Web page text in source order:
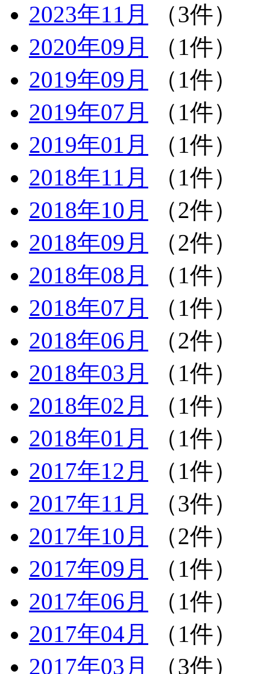
2023年11月
（3件）
2020年09月
（1件）
2019年09月
（1件）
2019年07月
（1件）
2019年01月
（1件）
2018年11月
（1件）
2018年10月
（2件）
2018年09月
（2件）
2018年08月
（1件）
2018年07月
（1件）
2018年06月
（2件）
2018年03月
（1件）
2018年02月
（1件）
2018年01月
（1件）
2017年12月
（1件）
2017年11月
（3件）
2017年10月
（2件）
2017年09月
（1件）
2017年06月
（1件）
2017年04月
（1件）
2017年03月
（3件）